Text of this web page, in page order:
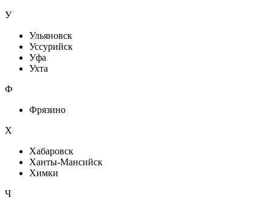
У
Ульяновск
Уссурийск
Уфа
Ухта
Ф
Фрязино
Х
Хабаровск
Ханты-Мансийск
Химки
Ч